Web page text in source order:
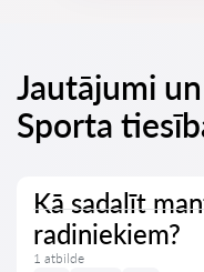
Jautājumi
Sporta
Kā sadalīt
radiniekiem?
1 atbilde